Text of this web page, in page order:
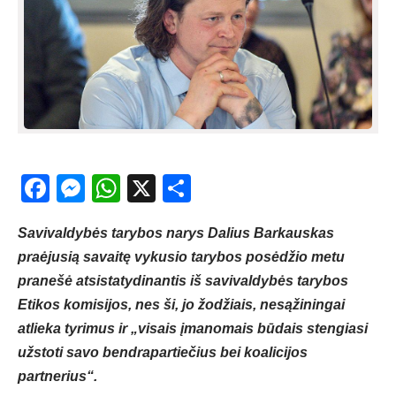
Facebook
Messenger
WhatsApp
X
Savivaldybės tarybos narys Dalius Barkauskas
praėjusią savaitę vykusio tarybos posėdžio metu
pranešė atsistatydinantis iš savivaldybės tarybos
Etikos komisijos, nes ši, jo žodžiais, nesąžiningai
atlieka tyrimus ir „visais įmanomais būdais stengiasi
užstoti savo bendrapartiečius bei koalicijos
partnerius“.